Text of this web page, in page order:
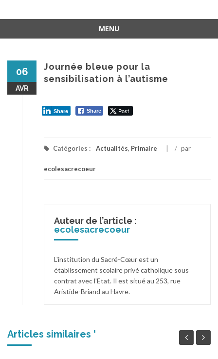
MENU
06
AVR
Journée bleue pour la
sensibilisation à l’autisme
Share Post
Share
Catégories : Actualités, Primaire / par
ecolesacrecoeur
Auteur de l’article :
ecolesacrecoeur
L'institution du Sacré-Cœur est un
établissement scolaire privé catholique sous
contrat avec l'Etat. Il est situé au 253, rue
Aristide-Briand au Havre.
Articles similaires '